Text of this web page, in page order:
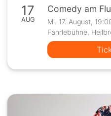
17
AUG
Mi. 17. August,
Fährlebühne,